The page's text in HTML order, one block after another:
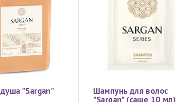
душа "Sargan"
Шампунь для волос
"Sargan" (саше 10 мл)